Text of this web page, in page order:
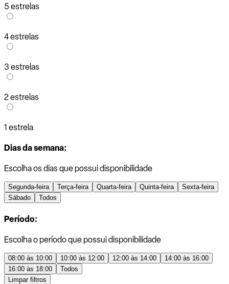
5 estrelas
4 estrelas
3 estrelas
2 estrelas
1 estrela
Dias da semana:
Escolha os dias que possui disponibilidade
Segunda-feira Terça-feira Quarta-feira Quinta-feira
Sexta-feira
Sábado
Todos
Período:
Escolha o período que possui disponibilidade
08:00 às 10:00 10:00 às 12:00 12:00 às 14:00
14:00 às 16:00
16:00 às 18:00
Todos
Limpar filtros